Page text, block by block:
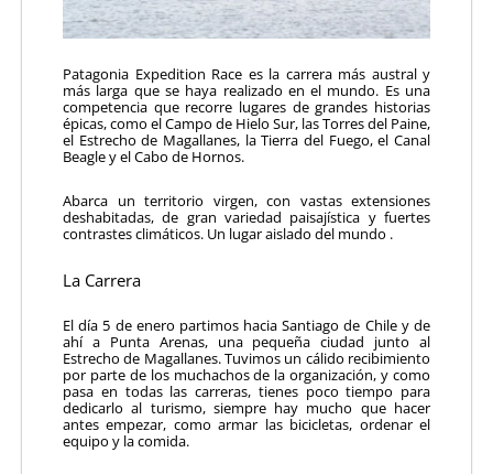
Patagonia Expedition Race es la carrera más austral y
más larga que se haya realizado en el mundo. Es una
competencia que recorre lugares de grandes historias
épicas, como el Campo de Hielo Sur, las Torres del Paine,
el Estrecho de Magallanes, la Tierra del Fuego, el Canal
Beagle y el Cabo de Hornos.
Abarca un territorio virgen, con vastas extensiones
deshabitadas, de gran variedad paisajística y fuertes
contrastes climáti­cos. Un lugar aislado del mundo .
La Carrera
El día 5 de enero partimos hacia Santiago de Chile y de
ahí a Punta Arenas, una pequeña ciudad junto al
Estrecho de Magallanes. Tuvimos un cálido recibimiento
por parte de los muchachos de la organización, y como
pasa en todas las carreras, tienes poco tiempo para
dedicarlo al turismo, siempre hay mucho que hacer
antes empezar, como armar las bicicletas, ordenar el
equipo y la co­mida.